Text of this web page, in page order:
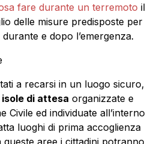
fare durante un terremoto il
delle misure predisposte per
e dopo l’emergenza.
a recarsi in un luogo sicuro,
isole di attesa organizzate e
Civile ed individuate all’interno
luoghi di prima accoglienza
aree i cittadini potranno